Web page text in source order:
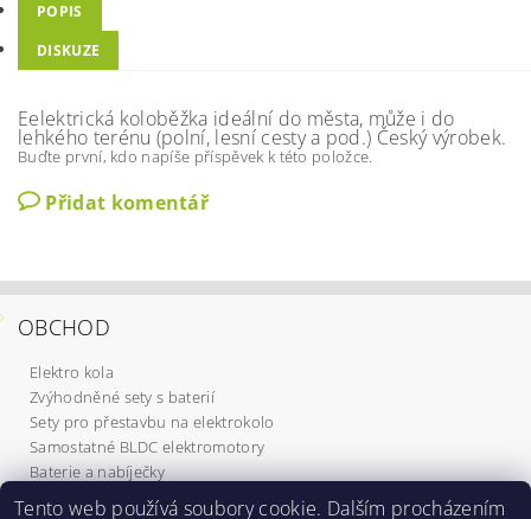
POPIS
DISKUZE
Eelektrická koloběžka ideální do města, může i do
lehkého terénu (polní, lesní cesty a pod.) Český výrobek.
Buďte první, kdo napíše příspěvek k této položce.
Přidat komentář
OBCHOD
Elektro kola
Zvýhodněné sety s baterií
Sety pro přestavbu na elektrokolo
Samostatné BLDC elektromotory
Baterie a nabíječky
Komponenty
Tento web používá soubory cookie. Dalším procházením